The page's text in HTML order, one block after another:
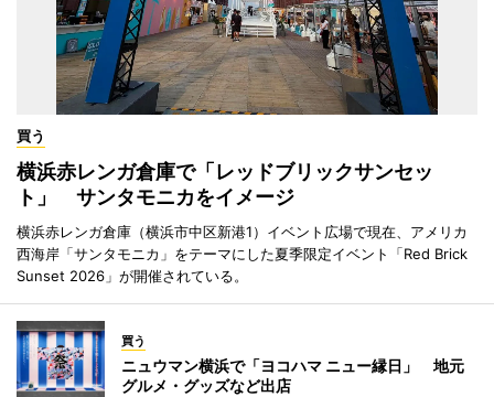
買う
横浜赤レンガ倉庫で「レッドブリックサンセッ
ト」 サンタモニカをイメージ
横浜赤レンガ倉庫（横浜市中区新港1）イベント広場で現在、アメリカ
西海岸「サンタモニカ」をテーマにした夏季限定イベント「Red Brick
Sunset 2026」が開催されている。
買う
ニュウマン横浜で「ヨコハマ ニュー縁日」 地元
グルメ・グッズなど出店